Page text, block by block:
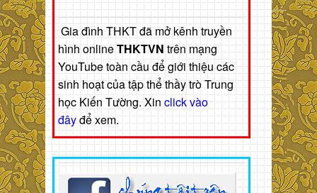
Gia đình THKT đã mở kênh truyền
hình onlineTHKTVN trên mạng
YouTube toàn cầu để giới thiệu các
sinh hoạt của tập thể thầy trò Trung
học Kiến Tường. Xin click vào
đâyđể xem.